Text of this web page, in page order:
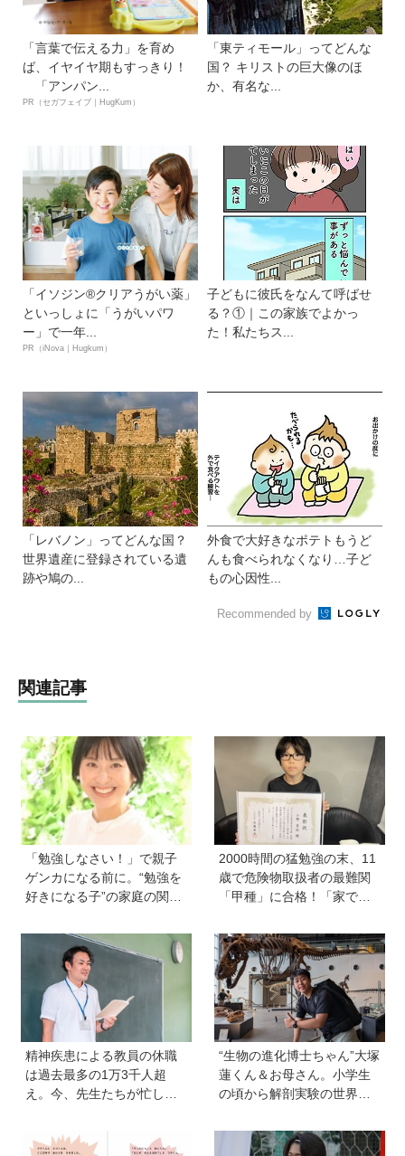
「言葉で伝える力」を育め
ば、イヤイヤ期もすっきり！
「アンパン...
PR（セガフェイブ｜HugKum）
「東ティモール」ってどんな
国？ キリストの巨大像のほ
か、有名な...
「イソジン®クリアうがい薬」
といっしょに「うがいパワ
ー」で一年...
PR（iNova｜Hugkum）
子どもに彼氏をなんて呼ばせ
る？①｜この家族でよかっ
た！私たちス...
「レバノン」ってどんな国？
世界遺産に登録されている遺
跡や鳩の...
外食で大好きなポテトもうど
んも食べられなくなり…子ど
もの心因性...
Recommended by
関連記事
「勉強しなさい！」で親子
ゲンカになる前に。“勉強を
好きになる子”の家庭の関わ
永島瑠美先生に訊く》
2000時間の猛勉強の末、11
歳で危険物取扱者の最難関
「甲種」に合格！「家で両
もやらなきゃと思った」
精神疾患による教員の休職
は過去最多の1万3千人超
え。今、先生たちが忙しす
知っておきたい学校のリア
ル】
“生物の進化博士ちゃん”大塚
蓮くん＆お母さん。小学生
の頃から解剖実験の世界に
近いワニを研究。「興味の
種まきはエンタメから」